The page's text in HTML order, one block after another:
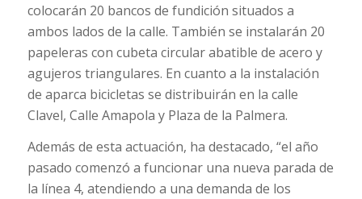
colocarán 20 bancos de fundición situados a
ambos lados de la calle. También se instalarán 20
papeleras con cubeta circular abatible de acero y
agujeros triangulares. En cuanto a la instalación
de aparca bicicletas se distribuirán en la calle
Clavel, Calle Amapola y Plaza de la Palmera.
Además de esta actuación, ha destacado, “el año
pasado comenzó a funcionar una nueva parada de
la línea 4, atendiendo a una demanda de los